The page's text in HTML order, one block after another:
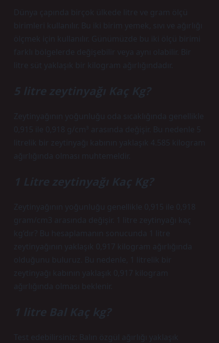
Dünya çapında birçok ülkede litre ve gram ölçü
birimleri kullanılır. Bu iki birim yemek, sıvı ve ağırlığı
ölçmek için kullanılır. Günümüzde bu iki ölçü birimi
farklı bölgelerde değişebilir veya aynı olabilir. Bir
litre süt yaklaşık bir kilogram ağırlığındadır.
5 litre zeytinyağı Kaç Kg?
Zeytinyağının yoğunluğu oda sıcaklığında genellikle
0,915 ile 0,918 g/cm³ arasında değişir. Bu nedenle 5
litrelik bir zeytinyağı kabının yaklaşık 4.585 kilogram
ağırlığında olması muhtemeldir.
1 Litre zeytinyağı Kaç Kg?
Zeytinyağının yoğunluğu genellikle 0,915 ile 0,918
gram/cm3 arasında değişir. 1 litre zeytinyağı kaç
kg’dır? Bu hesaplamanın sonucunda 1 litre
zeytinyağının yaklaşık 0,917 kilogram ağırlığında
olduğunu buluruz. Bu nedenle, 1 litrelik bir
zeytinyağı kabının yaklaşık 0,917 kilogram
ağırlığında olması beklenir.
1 litre Bal Kaç kg?
Test edebilirsiniz: Balın özgül ağırlığı yaklaşık